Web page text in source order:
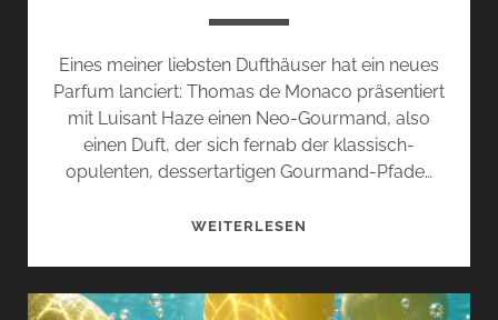
Eines meiner liebsten Dufthäuser hat ein neues
Parfum lanciert: Thomas de Monaco präsentiert
mit Luisant Haze einen Neo-Gourmand, also
einen Duft, der sich fernab der klassisch-
opulenten, dessertartigen Gourmand-Pfade…
WEITERLESEN
THOMAS